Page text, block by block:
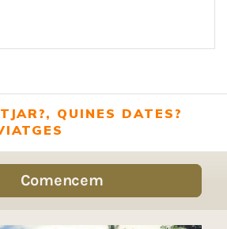
QUINES DATES?